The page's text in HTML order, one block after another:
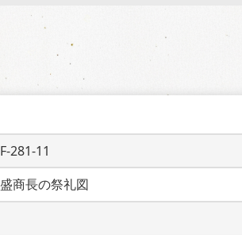
F-281-11
盛商長の祭礼図